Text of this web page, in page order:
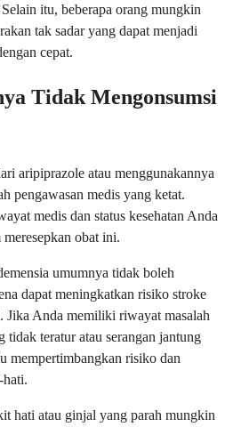
itu, beberapa orang mungkin
tak sadar yang dapat menjadi
cepat.
Tidak Mengonsumsi
aripiprazole atau menggunakannya
pengawasan medis yang ketat.
medis dan status kesehatan Anda
obat ini.
umumnya tidak boleh
dapat meningkatkan risiko stroke
Jika Anda memiliki riwayat masalah
tidak teratur atau serangan jantung
mempertimbangkan risiko dan
hati.
hati atau ginjal yang parah mungkin